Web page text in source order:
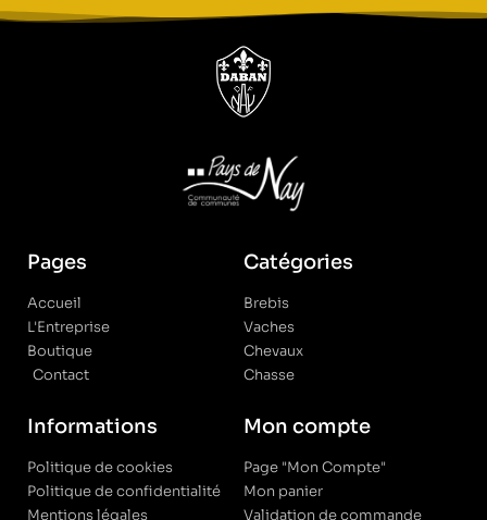
Pages
Accueil
L'Entreprise
Boutique
Contact
Catégories
Brebis
Vaches
Chevaux
Chasse
Informations
Politique de cookies
Politique de confidentialité
Mentions légales
Mon compte
Page "Mon Compte"
Mon panier
Validation de commande